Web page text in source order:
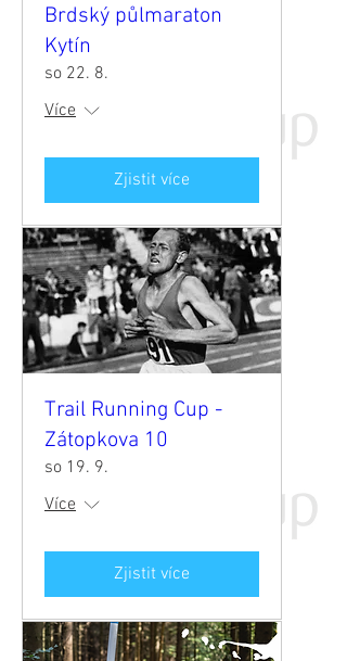
Brdský půlmaraton
Kytín
so 22. 8.
Více
Zjistit více
Trail Running Cup -
Zátopkova 10
so 19. 9.
Více
Zjistit více